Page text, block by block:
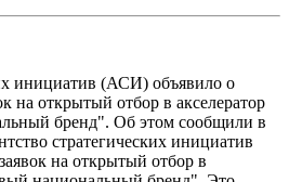
инициатив (АСИ) объявило о
на открытый отбор в акселератор
бренд". Об этом сообщили в
стратегических инициатив
на открытый отбор в